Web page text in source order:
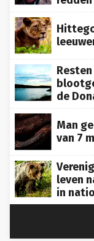
de
van 7
leven
in